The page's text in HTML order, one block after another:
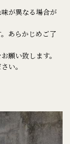
が異なる場合が
あらかじめご了
願い致します。
い。